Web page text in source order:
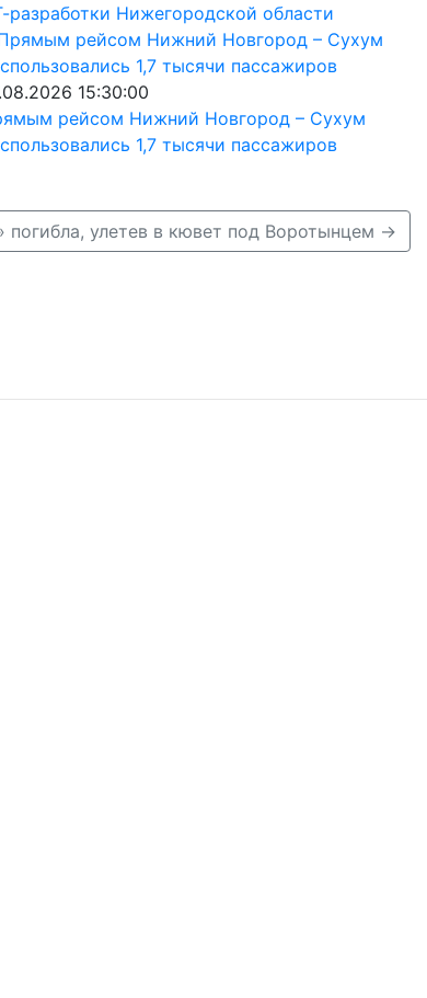
разработки Нижегородской области
15:30:00
рейсом Нижний Новгород – Сухум
1,7 тысячи пассажиров
погибла, улетев в кювет под Воротынцем →